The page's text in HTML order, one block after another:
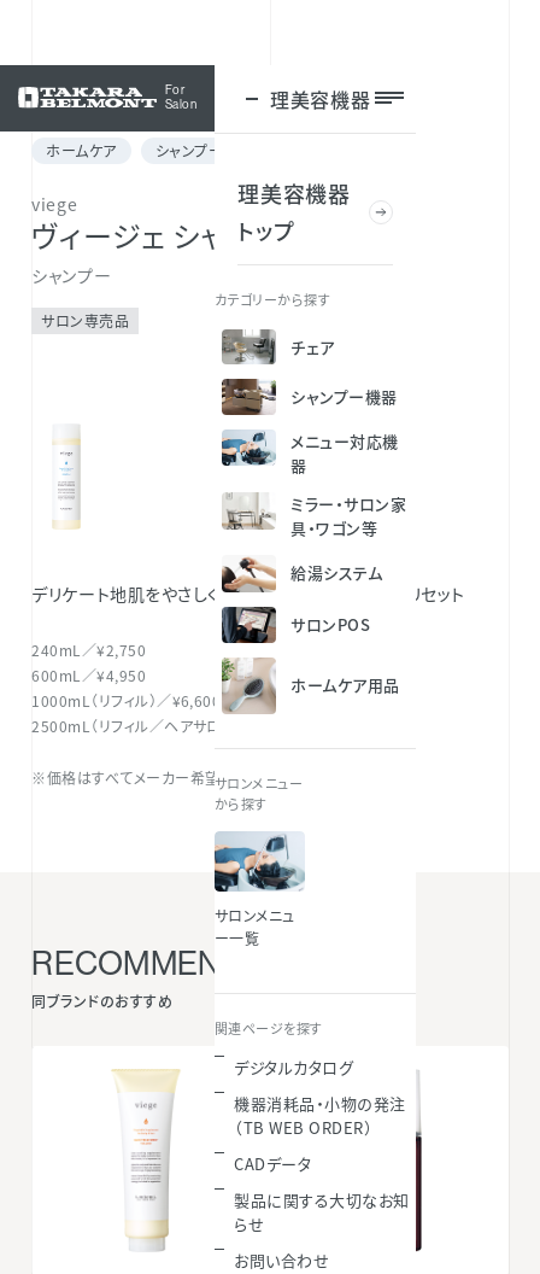
For
Salon
理美容機器
理美容機器
トップ
カテゴリーから探す
チェア
シャンプー機器
メニュー対応機
器
ミラー・サロン家
具・ワゴン等
給湯システム
サロンPOS
ホームケア用品
サロンメニュー
から探す
サロンメニュ
ー一覧
関連ページを探す
デジタルカタログ
機器消耗品・小物の発注
（TB WEB ORDER）
CADデータ
製品に関する大切なお知
らせ
お問い合わせ
ログイン
ホームケア シャンプー
viege
ヴィージェ シャンプー
シャンプー
サロン専売品
デリケート地肌をやさしく洗浄し、ゴワつきのもとをリセット
240mL／¥2,750
600mL／¥4,950
1000mL（リフィル）／¥6,600
2500mL（リフィル／ヘアサロン技術者専用）
※価格はすべてメーカー希望小売価格（税込）です。
RECOMMENDED ITEMS
同ブランドのおすすめ